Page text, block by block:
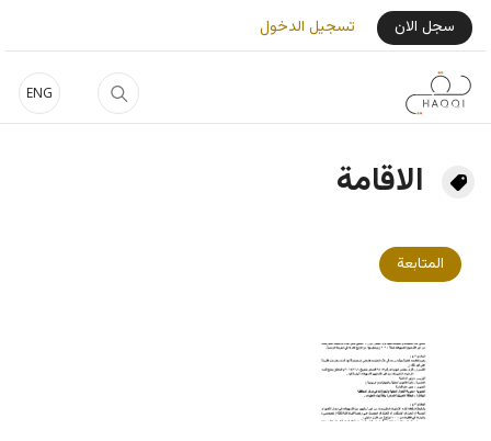
تجاوز إلى المحتوى الرئيسي
ENG
User Login Menu
سجل الان تسجيل الدخول
الاقامة
المتابعة